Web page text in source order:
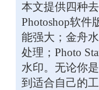
本文提供四种
Photoshop软件
能强大；金舟
处理；Photo
水印。无论你
到适合自己的